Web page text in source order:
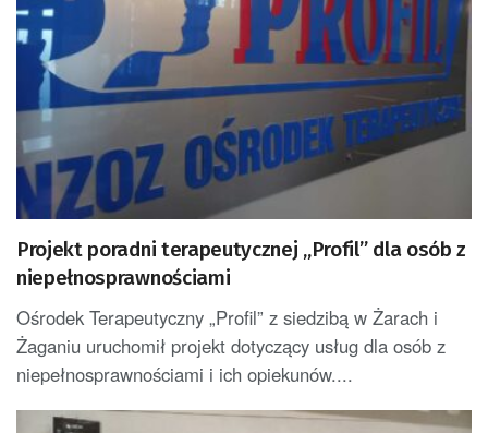
Projekt poradni terapeutycznej „Profil” dla osób z
niepełnosprawnościami
Ośrodek Terapeutyczny „Profil” z siedzibą w Żarach i
Żaganiu uruchomił projekt dotyczący usług dla osób z
niepełnosprawnościami i ich opiekunów....